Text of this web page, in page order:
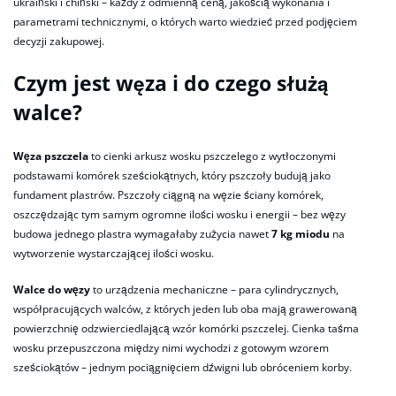
parametrami technicznymi, o których warto wiedzieć przed podjęciem
decyzji zakupowej.
Czym jest węza i do czego służą
walce?
Węza pszczelato cienki arkusz wosku pszczelego z wytłoczonymi
podstawami komórek sześciokątnych, który pszczoły budują jako
fundament plastrów. Pszczoły ciągną na węzie ściany komórek,
oszczędzając tym samym ogromne ilości wosku i energii – bez węzy
budowa jednego plastra wymagałaby zużycia nawet7 kg miodu na
wytworzenie wystarczającej ilości wosku.
Walce do węzyto urządzenia mechaniczne – para cylindrycznych,
współpracujących walców, z których jeden lub oba mają grawerowaną
powierzchnię odzwierciedlającą wzór komórki pszczelej. Cienka taśma
wosku przepuszczona między nimi wychodzi z gotowym wzorem
sześciokątów – jednym pociągnięciem dźwigni lub obróceniem korby.